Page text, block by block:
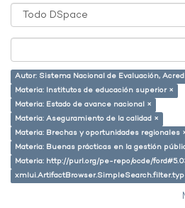
Autor: Sistema Nacional de Evaluación,
Materia: Institutos de educación superior ×
Materia: Estado de avance nacional ×
Materia: Aseguramiento de la calidad ×
Materia: Brechas y oportunidades regionales
Materia: Buenas prácticas en la gestión
Materia: http://purl.org/pe-repo/ocde/